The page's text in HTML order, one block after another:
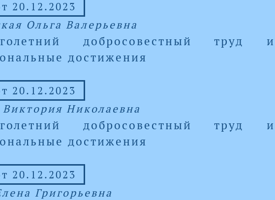
20.12.2023
Ольга Валерьевна
добросовестный труд
достижения
20.12.2023
Николаевна
добросовестный труд
достижения
20.12.2023
Григорьевна